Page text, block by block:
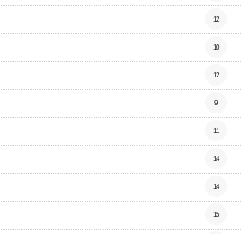
12
10
12
9
11
14
14
15